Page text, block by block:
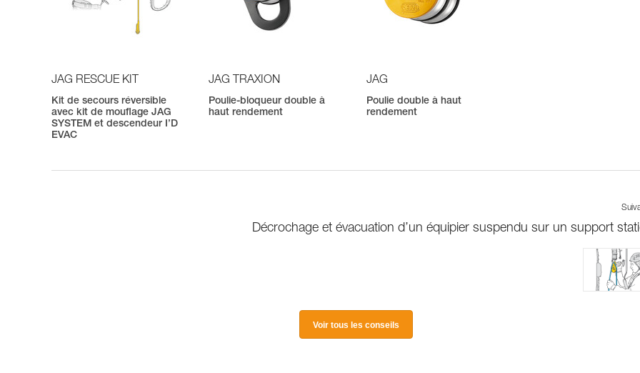
JAG RESCUE KIT
Kit de secours réversible
avec kit de mouflage JAG
SYSTEM et descendeur I’D
EVAC
JAG TRAXION
Poulie-bloqueur double à
haut rendement
JAG
Poulie double à haut
rendement
Décrochage et évacuation d’un équipier suspendu sur un support
Voir tous les conseils